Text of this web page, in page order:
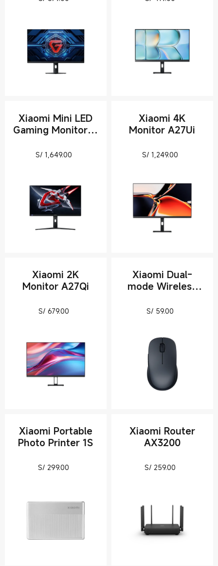
Xiaomi Mini LED
Gaming Monitor G
S/ 1,649.00 Current Price S/ 1649
Xiaomi 4K
Monitor A27Ui
S/1,249.00
Xiaomi 2K
Monitor A27Qi
S/ 679.00
Xiaomi Dual-
mode Wireless
S/ 59.00
Xiaomi Portable
Photo Printer 1S
S/ 299.00
Xiaomi Router
AX3200
S/ 259.00